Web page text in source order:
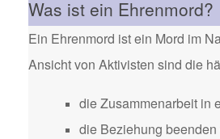
Was ist ein Ehrenmord?
Ein Ehrenmord ist ein Mord im
Ansicht von Aktivisten sind die
die Zusammenarbeit in
die Beziehung